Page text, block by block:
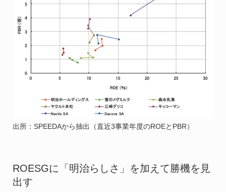
出所：SPEEDAから抽出（直近3事業年度のROEとPBR）
ROESGに「明治らしさ」を加えて勝機を見
出す